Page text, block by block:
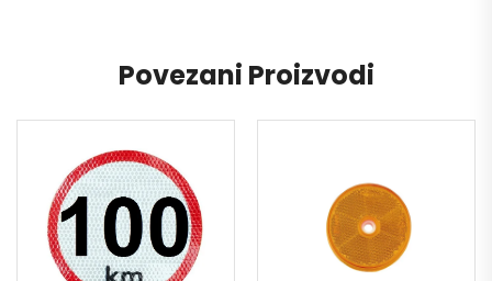
Povezani Proizvodi